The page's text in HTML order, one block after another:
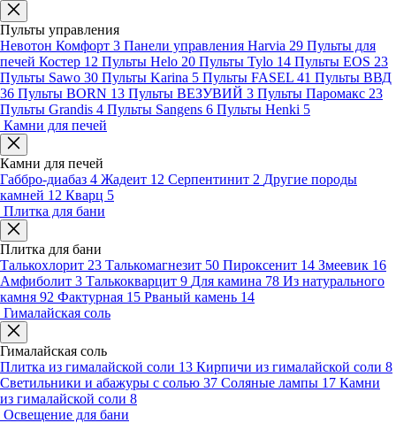
Пульты управления
Невотон Комфорт 3 Панели управления Harvia 29 Пульты для
печей Костер 12 Пульты Helo 20 Пульты Tylo 14 Пульты EOS 23
Пульты Sawo 30 Пульты Karina 5 Пульты FASEL 41 Пульты ВВД
36 Пульты BORN 13 Пульты ВЕЗУВИЙ 3 Пульты Паромакс 23
Пульты Grandis 4 Пульты Sangens 6 Пульты Henki 5
Камни для печей
Камни для печей
Габбро-диабаз 4 Жадеит 12 Серпентинит 2 Другие породы
камней 12 Кварц 5
Плитка для бани
Плитка для бани
Талькохлорит 23 Талькомагнезит 50 Пироксенит 14 Змеевик 16
Амфиболит 3 Талькокварцит 9 Для камина 78 Из натурального
камня 92 Фактурная 15 Рваный камень 14
Гималайская соль
Гималайская соль
Плитка из гималайской соли 13 Кирпичи из гималайской соли 8
Светильники и абажуры с солью 37 Соляные лампы 17 Камни
из гималайской соли 8
Освещение для бани